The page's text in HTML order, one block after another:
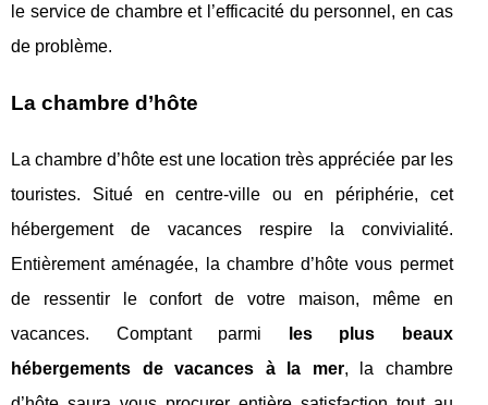
le service de chambre et l’efficacité du personnel, en cas
de problème.
La chambre d’hôte
La chambre d’hôte est une location très appréciée par les
touristes. Situé en centre-ville ou en périphérie, cet
hébergement de vacances respire la convivialité.
Entièrement aménagée, la chambre d’hôte vous permet
de ressentir le confort de votre maison, même en
vacances. Comptant parmi
les plus beaux
hébergements de vacances à la mer, la chambre